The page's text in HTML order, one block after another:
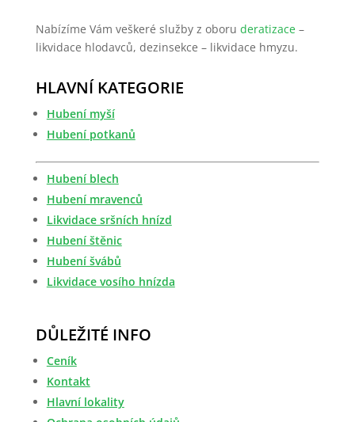
Nabízíme Vám veškeré služby z oboru deratizace–
likvidace hlodavců, dezinsekce – likvidace hmyzu.
HLAVNÍ KATEGORIE
Hubení myší
Hubení potkanů
Hubení blech
Hubení mravenců
Likvidace sršních hnízd
Hubení štěnic
Hubení švábů
Likvidace vosího hnízda
DŮLEŽITÉ INFO
Ceník
Kontakt
Hlavní lokality